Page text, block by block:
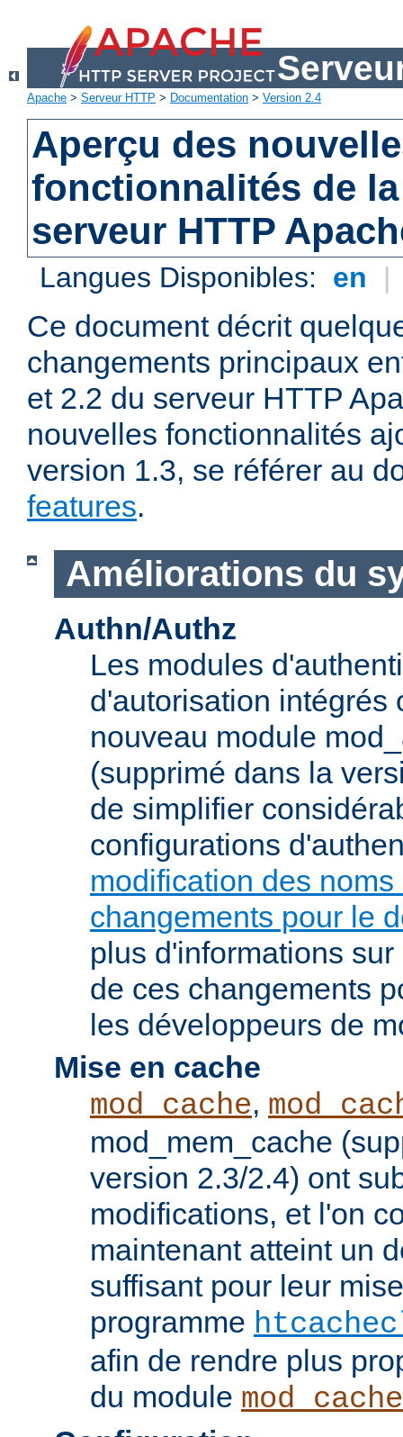
Apache > Serveur HTTP > Documentation > Version 2.4
Aperçu des
fonctionnalités de
serveur HTTP
Langues Disponibles: en |
Ce document décrit
changements principaux
et 2.2 du serveur HTTP
nouvelles fonctionnalités
version 1.3, se référer au
features.
Améliorations du
Authn/Authz
Les modules
d'autorisation intégrés
nouveau module
(supprimé dans la
de simplifier
configurations
modification des
changements pour le
plus d'informations
de ces changements
les développeurs de
Mise en cache
mod_cache,
mod_mem_cache
version 2.3/2.4) ont
modifications, et l'on
maintenant atteint un
suffisant pour leur
programme
afin de rendre plus
du module